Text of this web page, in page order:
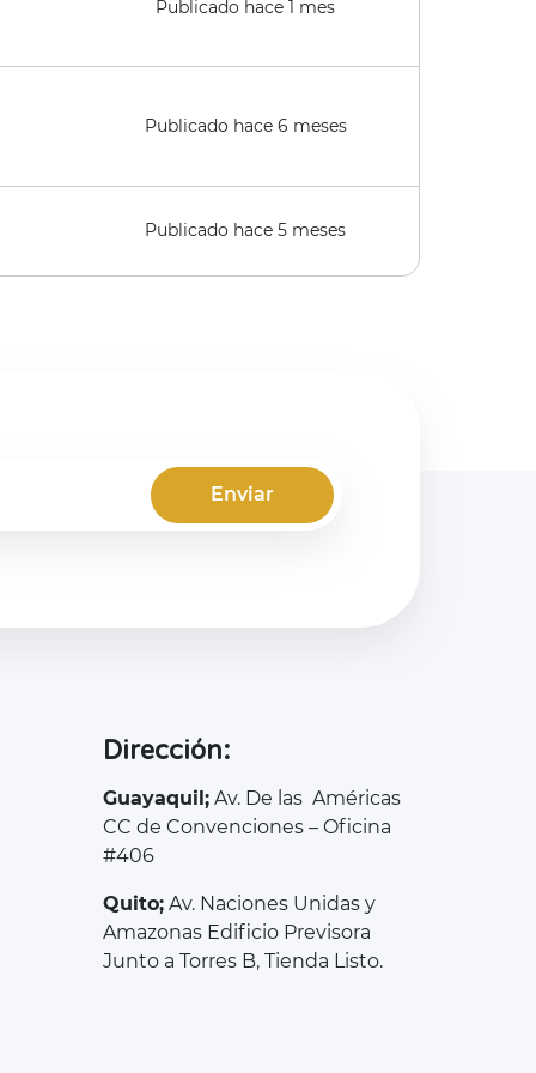
Publicado hace 1 mes
Publicado hace 6 meses
Publicado hace 5 meses
Dirección:
Guayaquil; Av. De las Américas
CC de Convenciones – Oficina
#406
Quito; Av. Naciones Unidas y
Amazonas Edificio Previsora
Junto a Torres B, Tienda Listo.